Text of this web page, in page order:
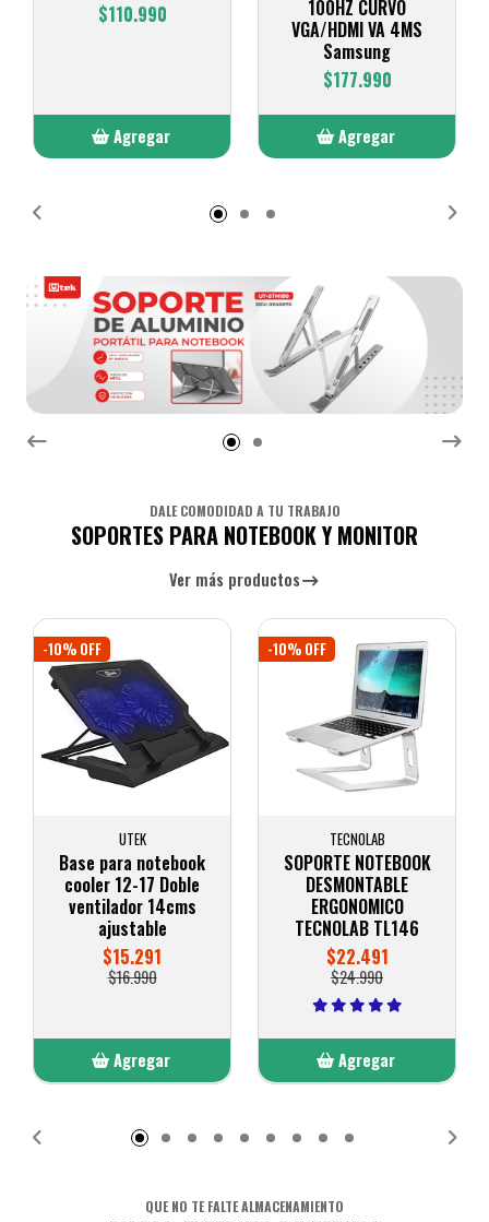
$110.990
Agregar
100HZ CURVO
VGA/HDMI VA 4MS
Samsung
$177.990
Agregar
DALE COMODIDAD A TU TRABAJO
SOPORTES PARA NOTEBOOK Y MONITOR
Ver más productos
-10% OFF
UTEK
Base para notebook
cooler 12-17 Doble
ventilador 14cms
ajustable
$15.291
$16.990
Agregar
-10% OFF
TECNOLAB
SOPORTE NOTEBOOK
DESMONTABLE
ERGONOMICO
TECNOLAB TL146
$22.491
$24.990
Agregar
QUE NO TE FALTE ALMACENAMIENTO